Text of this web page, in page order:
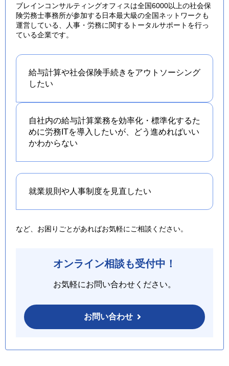
ブレインコンサルティングオフィスは全国6000以上の社会保
険労務士事務所が参加する日本最大級の全国ネットワークも
運営している、人事・労務に関するトータルサポートを行っ
ている企業です。
給与計算や社会保険手続きをアウトソーシング
したい
自社内の給与計算業務を効率化・標準化するた
めに労務ITを導入したいが、どう進めればいい
かわからない
就業規則や人事制度を 見直したい
など、お困りごとがあればお気軽にご相談ください。
オンライン相談も受付中！
お気軽にお問い合わせください。
お問い合わせ